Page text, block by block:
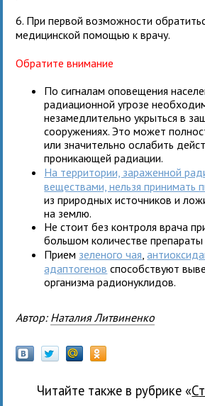
6. При первой возможности
медицинской помощью к врачу.
Обратите внимание
По сигналам оповещения
радиационной угрозе
незамедлительно укрыться в
сооружениях. Это может
или значительно ослабить
проникающей радиации.
На территории, зараженной
веществами, нельзя принимать
из природных источников и
на землю.
Не стоит без контроля врача
большом количестве
Прием зеленого чая ,
адаптогенов способствуют
организма радионуклидов.
Автор: Наталия Литвиненко
Читайте также в рубрике «